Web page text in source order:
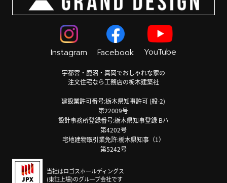
Instagram Facebook YouTube
宇都宮・鹿沼・真岡でおしゃれな家の
注文住宅なら工務店の栃木建築社
建設業許可番号:栃木県知事許可 (般-2)
第22009号
設計事務所登録番号:栃木県知事登録 Bハ
第4202号
宅地建物取引業免許:栃木県知事（1）
第5242号
当社はロゴスホールディングス
(東証上場)のグループ会社です